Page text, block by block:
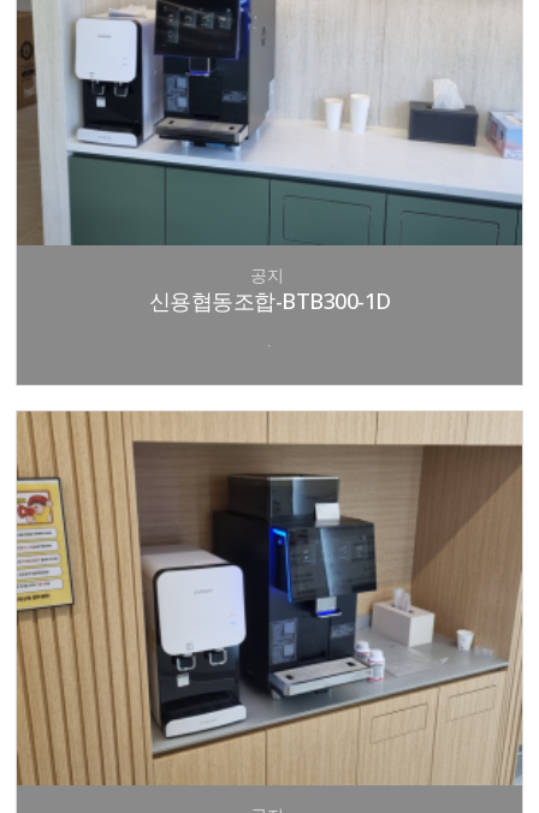
공지
신용협동조합-BTB300-1D
.